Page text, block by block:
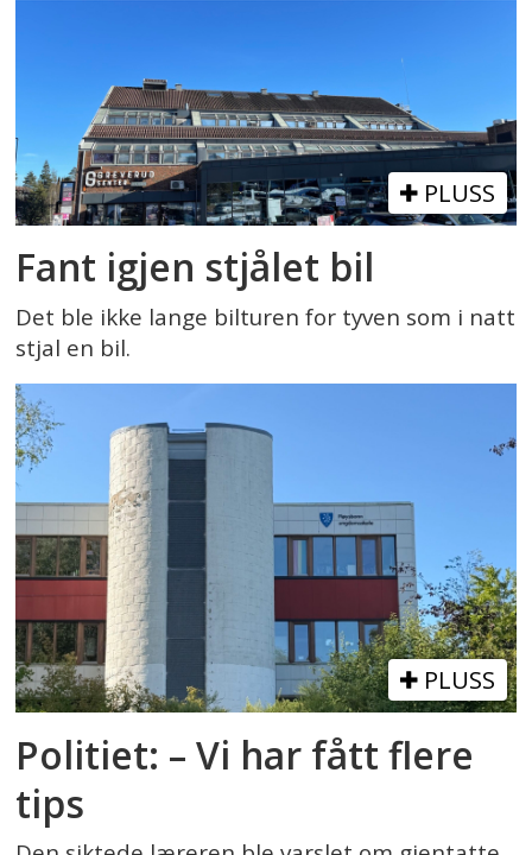
PLUSS
Fant igjen stjålet bil
Det ble ikke lange bilturen for tyven som i natt
stjal en bil.
PLUSS
Politiet: – Vi har fått flere
tips